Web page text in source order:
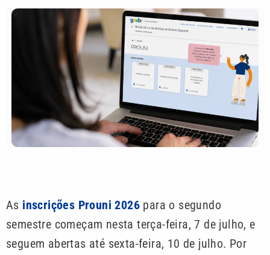
As inscrições Prouni 2026 para o segundo
semestre começam nesta terça-feira, 7 de julho, e
seguem abertas até sexta-feira, 10 de julho. Por